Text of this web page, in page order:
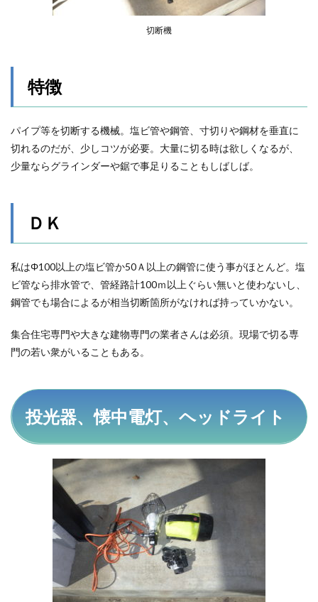
切断機
特徴
パイプ等を切断する機械。塩ビ管や鋼管、寸切りや鋼材を垂直に
切れるのだが、少しコツが必要。大量に切る時は欲しくなるが、
少量ならグラインダーや鋸で事足りることもしばしば。
ＤＫ
私はΦ100以上の塩ビ管か50Ａ以上の鋼管に使う事がほとんど。塩
ビ管なら排水管で、管経路計100ｍ以上ぐらい無いと使わないし、
鋼管でも場合によるが相当切断箇所がなければ持っていかない。
集合住宅専門や大きな建物専門の業者さんは必須。現場で切る専
門の若い衆がいることもある。
投光器、懐中電灯、ヘッドライト